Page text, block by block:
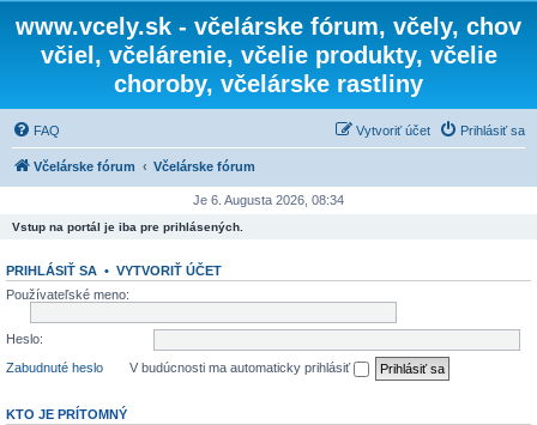
www.vcely.sk - včelárske fórum, včely, chov
včiel, včelárenie, včelie produkty, včelie
choroby, včelárske rastliny
FAQ Prihlásiť sa
Vytvoriť účet
Včelárske fórum Včelárske fórum
Je 6. Augusta 2026, 08:34
Vstup na portál je iba pre prihlásených.
PRIHLÁSIŤ SA • VYTVORIŤ ÚČET
Používateľské meno:
Heslo:
Zabudnuté heslo
V budúcnosti ma automaticky prihlásiť
KTO JE PRÍTOMNÝ